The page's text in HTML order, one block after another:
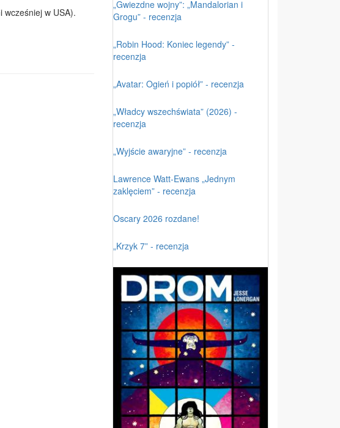
wcześniej w USA).
„Gwiezdne wojny”: „Mandalorian i
Grogu” - recenzja
„Robin Hood: Koniec legendy” -
recenzja
„Avatar: Ogień i popiół” - recenzja
„Władcy wszechświata” (2026) -
recenzja
„Wyjście awaryjne” - recenzja
Lawrence Watt-Ewans „Jednym
zaklęciem” - recenzja
Oscary 2026 rozdane!
„Krzyk 7” - recenzja